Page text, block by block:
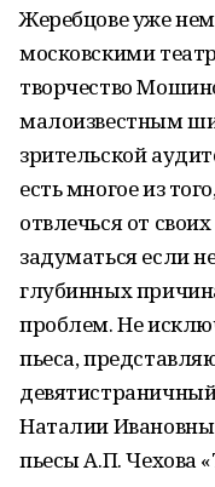
Жеребцове уже
московскими
творчество
малоизвестным
зрительской
есть многое из
отвлечься от
задуматься если
глубинных
проблем. Не
пьеса,
Наталии
пьесы А.П. Чехова